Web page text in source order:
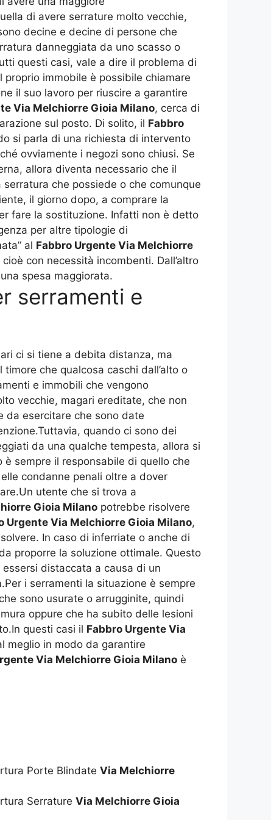
di avere serrature molto vecchie,
decine e decine di persone che
danneggiata da uno scasso o
questi casi, vale a dire il problema di
immobile è possibile chiamare
il suo lavoro per riuscire a garantire
Via Melchiorre Gioia Milano, cerca di
sul posto. Di solito, il Fabbro
si parla di una richiesta di intervento
ovviamente i negozi sono chiusi. Se
allora diventa necessario che il
che possiede o che comunque
il giorno dopo, a comprare la
fare la sostituzione. Infatti non è detto
per altre tipologie di
al Fabbro Urgente Via Melchiorre
con necessità incombenti. Dall’altro
spesa maggiorata.
serramenti e
ci si tiene a debita distanza, ma
che qualcosa caschi dall’alto o
e immobili che vengono
vecchie, magari ereditate, che non
da esercitare che sono date
quando ci sono dei
da una qualche tempesta, allora si
sempre il responsabile di quello che
condanne penali oltre a dover
utente che si trova a
Gioia Milano potrebbe risolvere
Urgente Via Melchiorre Gioia Milano,
In caso di inferriate o anche di
proporre la soluzione ottimale. Questo
distaccata a causa di un
i serramenti la situazione è sempre
sono usurate o arrugginite, quindi
oppure che ha subito delle lesioni
questi casi il Fabbro Urgente Via
meglio in modo da garantire
Via Melchiorre Gioia Milano è
Porte Blindate Via Melchiorre
Serrature Via Melchiorre Gioia